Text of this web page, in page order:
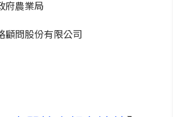
府農業局
顧問股份有限公司